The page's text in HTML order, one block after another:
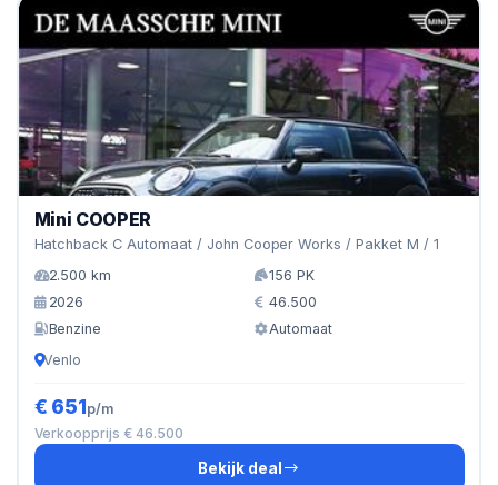
Mini COOPER
Hatchback C Automaat / John Cooper Works / Pakket M / 1
2.500 km
156 PK
2026
46.500
Benzine
Automaat
Venlo
€ 651p/m
Verkoopprijs € 46.500
Bekijk deal